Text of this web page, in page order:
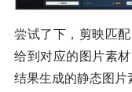
尝试了下，剪映匹
给到对应的图片素
结果生成的静态图片